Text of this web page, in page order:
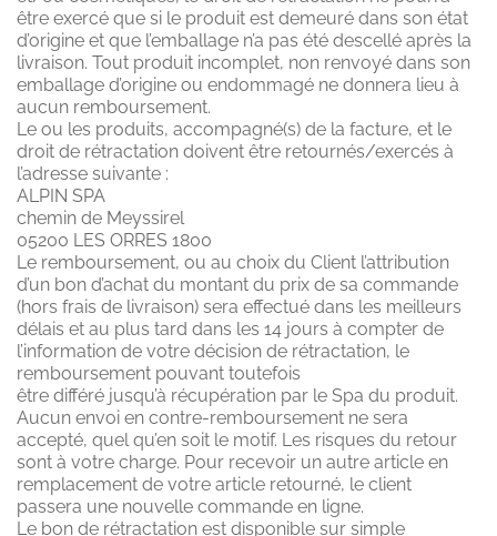
être exercé que si le produit est demeuré dans son état
d’origine et que l’emballage n’a pas été descellé après la
livraison. Tout produit incomplet, non renvoyé dans son
emballage d’origine ou endommagé ne donnera lieu à
aucun remboursement.
Le ou les produits, accompagné(s) de la facture, et le
droit de rétractation doivent être retournés/exercés à
l’adresse suivante :
ALPIN SPA
chemin de Meyssirel
05200 LES ORRES 1800
Le remboursement, ou au choix du Client l’attribution
d’un bon d’achat du montant du prix de sa commande
(hors frais de livraison) sera effectué dans les meilleurs
délais et au plus tard dans les 14 jours à compter de
l’information de votre décision de rétractation, le
remboursement pouvant toutefois
être différé jusqu’à récupération par le Spa du produit.
Aucun envoi en contre-remboursement ne sera
accepté, quel qu’en soit le motif. Les risques du retour
sont à votre charge. Pour recevoir un autre article en
remplacement de votre article retourné, le client
passera une nouvelle commande en ligne.
Le bon de rétractation est disponible sur simple